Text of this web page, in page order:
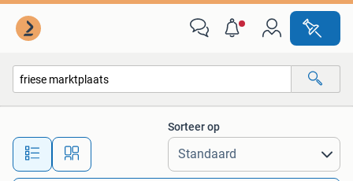
Alle afstanden…
Sorteer op